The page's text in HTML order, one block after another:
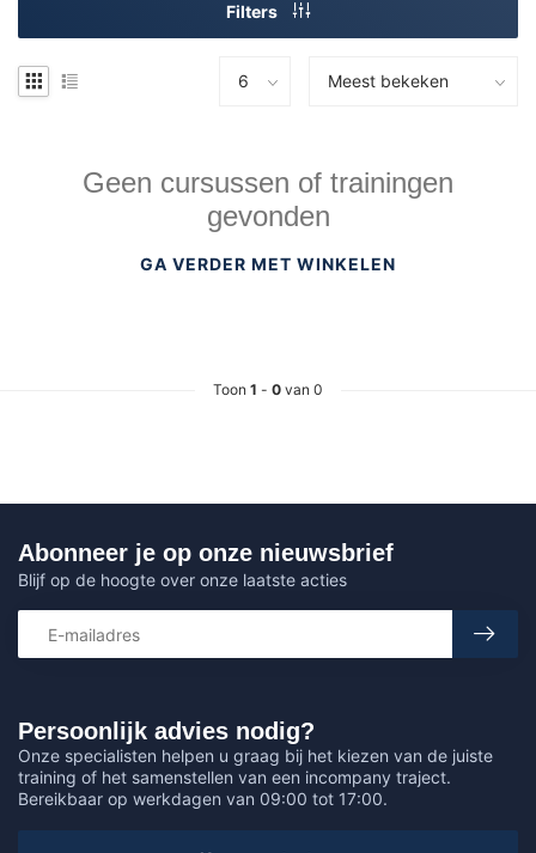
Filters
Geen cursussen of trainingen
gevonden
GA VERDER MET WINKELEN
Toon 1 - 0 van 0
Persoonlijk advies nodig?
Onze specialisten helpen u graag bij het kiezen van de juiste
training of het samenstellen van een incompany traject.
Bereikbaar op werkdagen van 09:00 tot 17:00.
Abonneer je op onze nieuwsbrief
Blijf op de hoogte over onze laatste acties